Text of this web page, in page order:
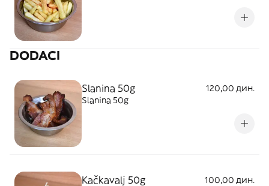
DODACI
Slanina 50g
120,00 дин.
Slanina 50g
Kačkavalj 50g 100,00 дин.